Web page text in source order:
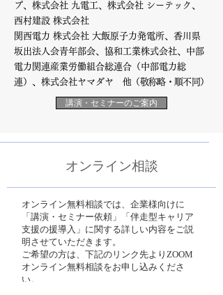
プ、株式会社 九電工、株式会社 シーテック、
西村建設 株式会社
関西電力 株式会社 大飯原子力発電所、香川県
坂出法人会青年部会、協和工業株式会社、中部
電力関連産業労働組合総連合（中部電力総
連）、株式会社ヤマダヤ 他 （敬称略・順不同）
講演・セミナーのご案内
オンライン相談
オンライン無料相談では、企業様向けに
「講演・セミナー依頼」「伴走型キャリア
支援の援導入」に関する詳しい内容をご説
明させていただきます。
ご希望の方は、下記のリンク先よりZOOM
オンライン無料相談をお申し込みくださ
い。